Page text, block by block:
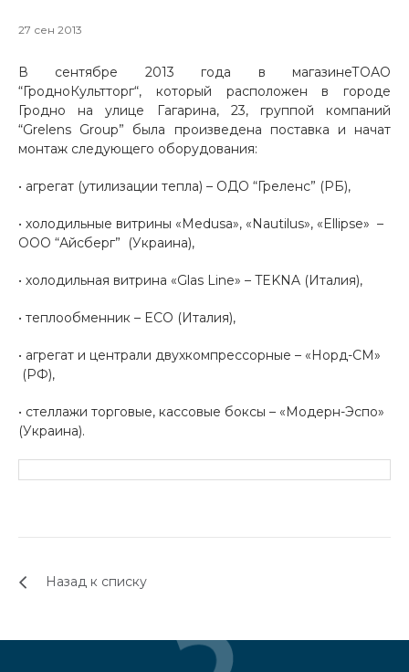
27 сен 2013
В сентябре 2013 года в магазинеТОАО
“ГродноКультторг“, который расположен в городе
Гродно на улице Гагарина, 23, группой компаний
“Grelens Group” была произведена поставка и начат
монтаж следующего оборудования:
• агрегат (утилизации тепла) – ОДО “Греленс” (РБ),
• холодильные витрины «Medusa», «Nautilus», «Ellipse» –
ООО “Айсберг” (Украина),
• холодильная витрина «Glas Line» – TEKNA (Италия),
• теплообменник – ECO (Италия),
• агрегат и централи двухкомпрессорные – «Норд-СМ»
(РФ),
• стеллажи торговые, кассовые боксы – «Модерн-Эспо»
(Украина).
Назад к списку